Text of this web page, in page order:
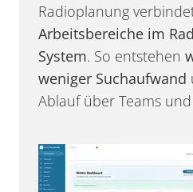
Radioplanung
Arbeitsbereiche im
System. So entstehen
weniger Suchaufwand
Ablauf über Teams